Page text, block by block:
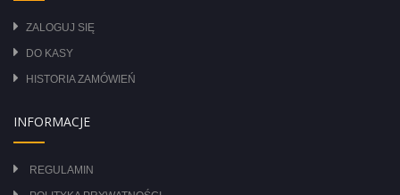
ZALOGUJ SIĘ
DO KASY
HISTORIA ZAMÓWIEŃ
INFORMACJE
REGULAMIN